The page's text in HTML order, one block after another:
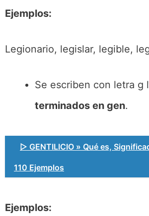
Ejemplos:
Legionario, legislar, legible,
Se escriben con letra g
terminados en gen.
▷ GENTILICIO » Qué es,
110 Ejemplos
Ejemplos: